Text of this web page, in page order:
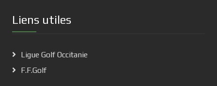
Liens utiles
Ligue Golf Occitanie
F.F.Golf